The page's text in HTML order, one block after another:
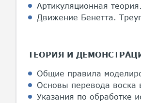
Артикуляционная
Движение Бенетта.
ТЕОРИЯ И
Общие правила
Основы перевода воска
Указания по обработке